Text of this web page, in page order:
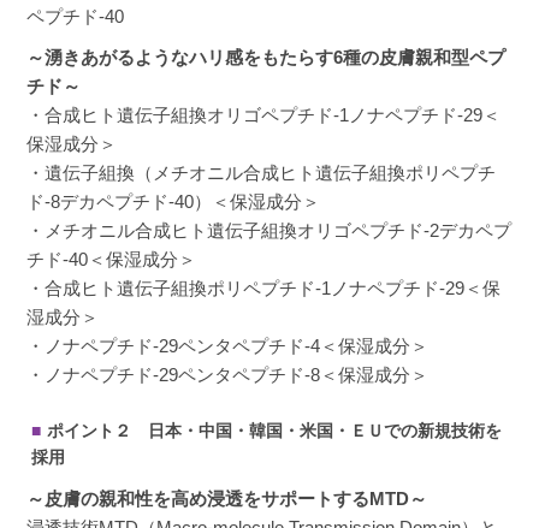
M 購入者
非公開
投稿日
2023/10/25
3本目に入りましたが気に入っています。
密着感に安心感があり使い心地抜群です。
ペプチド-40
～湧きあがるようなハリ感をもたらす6種の皮膚親和型ペプ
チド～
・合成ヒト遺伝子組換オリゴペプチド-1ノナペプチド-29＜
保湿成分＞
・遺伝子組換（メチオニル合成ヒト遺伝子組換ポリペプチ
ド-8デカペプチド-40）＜保湿成分＞
・メチオニル合成ヒト遺伝子組換オリゴペプチド-2デカペプ
チド-40＜保湿成分＞
・合成ヒト遺伝子組換ポリペプチド-1ノナペプチド-29＜保
湿成分＞
・ノナペプチド-29ペンタペプチド-4＜保湿成分＞
・ノナペプチド-29ペンタペプチド-8＜保湿成分＞
ポイント２ 日本・中国・韓国・米国・ＥＵでの新規技術を
採用
～皮膚の親和性を高め浸透をサポートするMTD～